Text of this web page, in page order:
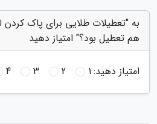
به "تعطیلات طلایی برای پاک
هم تعطیل بود؟" امتیاز دهید
امتیاز دهید:1
2
3
4